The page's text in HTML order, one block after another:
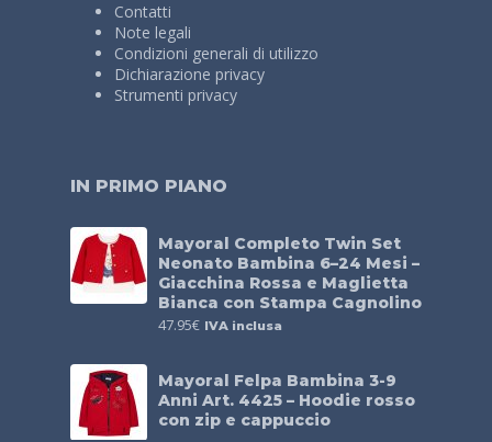
Contatti
Note legali
Condizioni generali di utilizzo
Dichiarazione privacy
Strumenti privacy
IN PRIMO PIANO
Mayoral Completo Twin Set
Neonato Bambina 6–24 Mesi –
Giacchina Rossa e Maglietta
Bianca con Stampa Cagnolino
47.95€ IVA inclusa
Mayoral Felpa Bambina 3-9
Anni Art. 4425 – Hoodie rosso
con zip e cappuccio